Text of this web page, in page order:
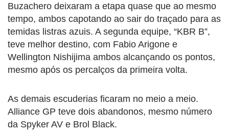
Buzachero deixaram a etapa quase que ao mesmo
tempo, ambos capotando ao sair do traçado para as
temidas listras azuis. A segunda equipe, “KBR B”,
teve melhor destino, com Fabio Arigone e
Wellington Nishijima ambos alcançando os pontos,
mesmo após os percalços da primeira volta.
As demais escuderias ficaram no meio a meio.
Alliance GP teve dois abandonos, mesmo número
da Spyker AV e Brol Black.